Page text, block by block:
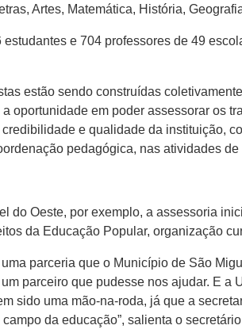
Artes, Matemática, História,
estudantes e 704 professores de 49
estão sendo construídas
oportunidade em poder assessorar os
e qualidade da instituição,
pedagógica, nas atividades
do Oeste, por exemplo, a assessoria
da Educação Popular, organização
uma parceria que o Município de São
parceiro que pudesse nos ajudar. E
sido uma mão-na-roda, já que a
da educação”, salienta o